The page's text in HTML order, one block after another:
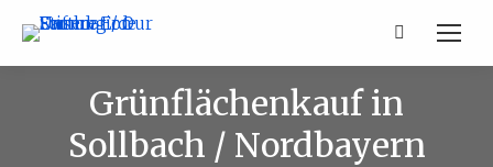
Search:
Grünflächenkauf in
Sollbach / Nordbayern